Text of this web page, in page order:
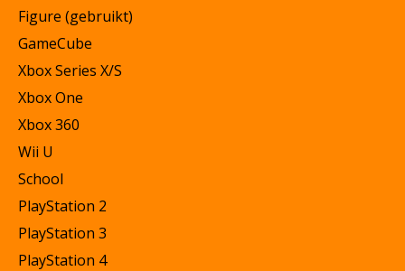
Figure (gebruikt)
GameCube
Xbox Series X/S
Xbox One
Xbox 360
Wii U
School
PlayStation 2
PlayStation 3
PlayStation 4